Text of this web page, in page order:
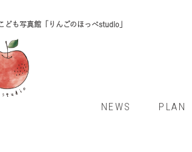
ども写真館「りんごのほっぺstudio」
NEWS PLAN